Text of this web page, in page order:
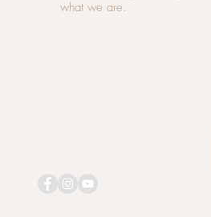
what we are.